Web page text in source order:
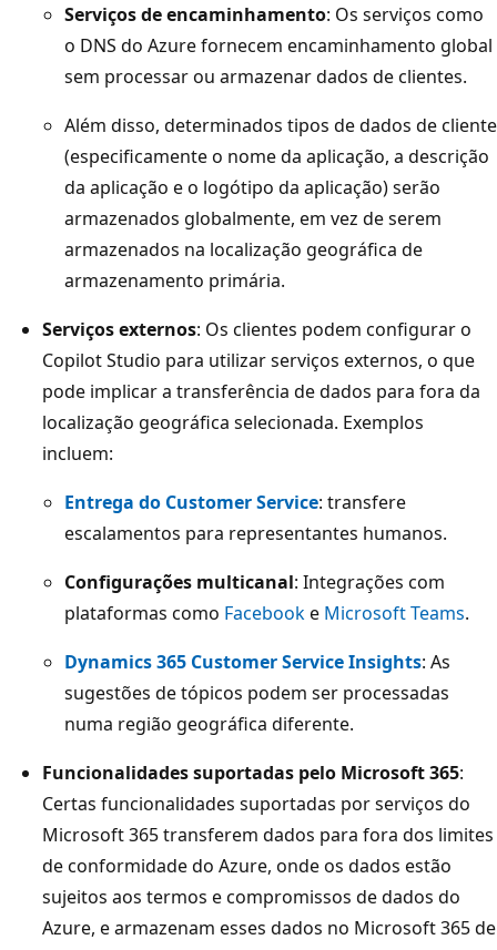
Serviços de encaminhamento: Os serviços como
o DNS do Azure fornecem encaminhamento global
sem processar ou armazenar dados de clientes.
Além disso, determinados tipos de dados de cliente
(especificamente o nome da aplicação, a descrição
da aplicação e o logótipo da aplicação) serão
armazenados globalmente, em vez de serem
armazenados na localização geográfica de
armazenamento primária.
Serviços externos: Os clientes podem configurar o
Copilot Studio para utilizar serviços externos, o que
pode implicar a transferência de dados para fora da
localização geográfica selecionada. Exemplos
incluem:
Entrega do Customer Service: transfere
escalamentos para representantes humanos.
Configurações multicanal: Integrações com
plataformas como Facebooke Microsoft Teams.
Dynamics 365 Customer Service Insights: As
sugestões de tópicos podem ser processadas
numa região geográfica diferente.
Funcionalidades suportadas pelo Microsoft 365:
Certas funcionalidades suportadas por serviços do
Microsoft 365 transferem dados para fora dos limites
de conformidade do Azure, onde os dados estão
sujeitos aos termos e compromissos de dados do
Azure, e armazenam esses dados no Microsoft 365 de